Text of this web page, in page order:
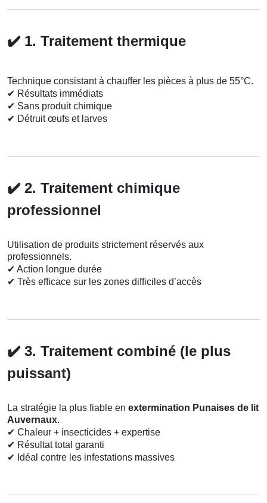
✔️ 1. Traitement thermique
Technique consistant à chauffer les pièces à plus de 55°C.
✔ Résultats immédiats
✔ Sans produit chimique
✔ Détruit œufs et larves
✔️ 2. Traitement chimique
professionnel
Utilisation de produits strictement réservés aux
professionnels.
✔ Action longue durée
✔ Très efficace sur les zones difficiles d’accès
✔️ 3. Traitement combiné (le plus
puissant)
La stratégie la plus fiable en extermination Punaises de lit
Auvernaux.
✔ Chaleur + insecticides + expertise
✔ Résultat total garanti
✔ Idéal contre les infestations massives